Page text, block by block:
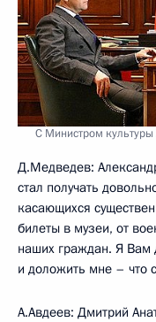
С Министром
Д.Медведев:
стал получать
касающихся
билеты в музеи, от
наших граждан. Я Вам
и доложить мне – что
А.Авдеев: Дмитрий